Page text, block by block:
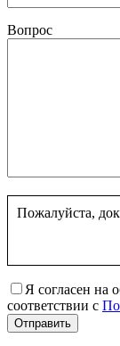
Вопрос
Пожалуйста,
Я согласен на
соответствии с